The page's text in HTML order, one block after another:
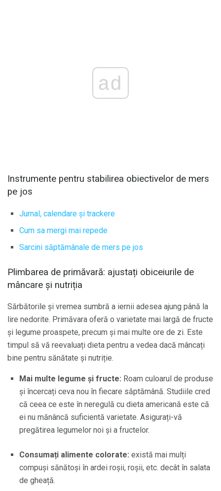
ad
Instrumente pentru stabilirea obiectivelor de mers
pe jos
Jurnal, calendare și trackere
Cum sa mergi mai repede
Sarcini săptămânale de mers pe jos
Plimbarea de primăvară: ajustați obiceiurile de
mâncare și nutriția
Sărbătorile și vremea sumbră a iernii adesea ajung până la
lire nedorite. Primăvara oferă o varietate mai largă de fructe
și legume proaspete, precum și mai multe ore de zi. Este
timpul să vă reevaluați dieta pentru a vedea dacă mâncați
bine pentru sănătate și nutriție.
Mai multe legume și fructe: Roam culoarul de produse
și încercați ceva nou în fiecare săptămână. Studiile cred
că ceea ce este în neregulă cu dieta americană este că
ei nu mănâncă suficientă varietate. Asigurați-vă
pregătirea legumelor noi și a fructelor.
Consumați alimente colorate: există mai mulți
compuși sănătoși în ardei roșii, roșii, etc. decât în ​​salata
de gheață.